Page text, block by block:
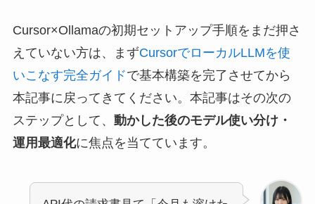
Cursor×Ollamaの初期セットアップ手順をまだ押さ
えていない方は、まずCursorでローカルLLMを使
いこなす完全ガイドで基本構築を完了させてから
本記事に戻ってきてください。本記事はその次の
ステップとして、 動かした後のモデル使い分け・
運用最適化に焦点を当てています。